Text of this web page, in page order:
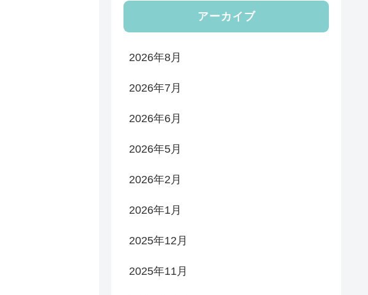
アーカイブ
2026年8月
2026年7月
2026年6月
2026年5月
2026年2月
2026年1月
2025年12月
2025年11月